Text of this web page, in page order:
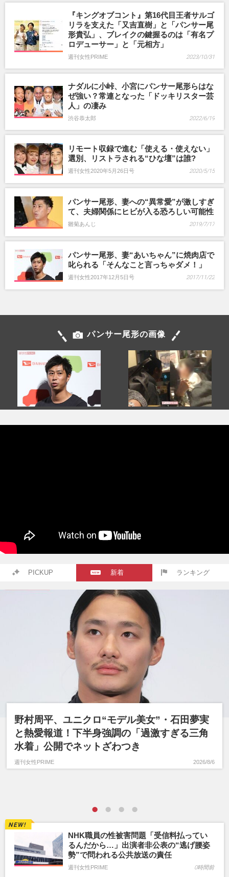
『キングオブコント』第16代目王者サルゴ
リラを支えた「又吉直樹」と「パンサー尾
形貴弘」、ブレイクの鍵握るのは「有名プ
ロデューサー」と「元相方」
週刊女性PRIME 2023/10/31
ナダルに小峠、小宮にパンサー尾形らはな
ぜ強い？常連となった「ドッキリスター芸
人」の凄み
渋谷恭太郎 2022/6/19
リモート収録で進む「使える・使えない」
選別、リストラされる“ひな壇”は誰?
週刊女性2020年5月26日号 2020/5/15
パンサー尾形、妻への“異常愛”が激しすぎ
て、夫婦関係にヒビが入る恐ろしい可能性
雛菊あんじ 2019/7/17
パンサー尾形、妻“あいちゃん”に焼肉店で
叱られる「そんなこと言っちゃダメ！」
週刊女性2017年12月5日号 2017/11/22
パンサー尾形の画像
PICKUP 新着 ランキング
野村周平、ユニクロ“モデル美女”・石田夢実
と熱愛報道！下半身強調の「過激すぎる三角
水着」公開でネットざわつき
週刊女性PRIME 2026/8/6
NHK職員の性被害問題「受信料払ってい
るんだから…」出演者非公表の“逃げ腰姿
勢”で問われる公共放送の責任
週刊女性PRIME 0時間前